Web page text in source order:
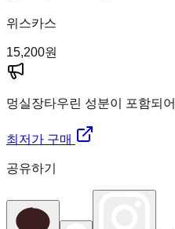
위스카스
15,200원
멍실장타우린 성분이 포함되
최저가 구매
공유하기